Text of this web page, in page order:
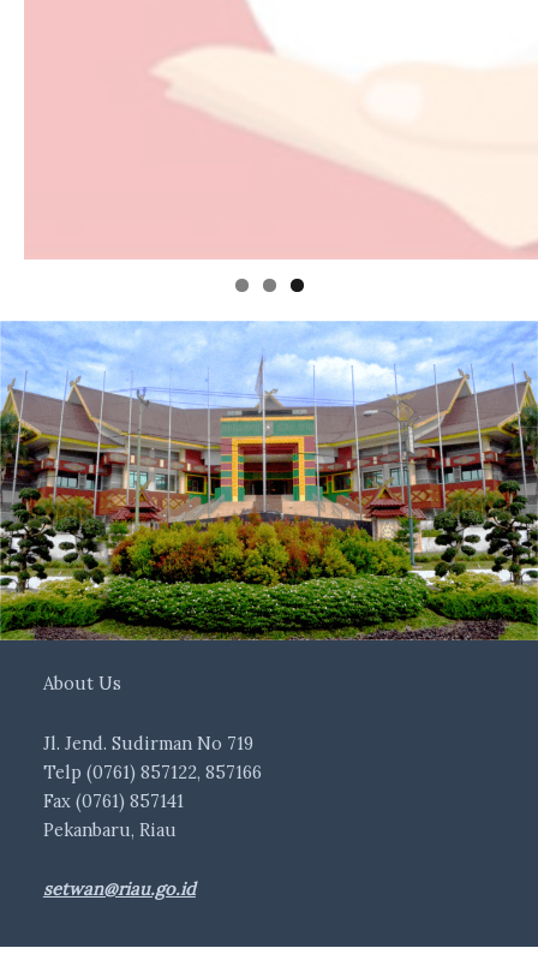
About Us
Jl. Jend. Sudirman No 719
Telp (0761) 857122, 857166
Fax (0761) 857141
Pekanbaru, Riau
setwan@riau.go.id